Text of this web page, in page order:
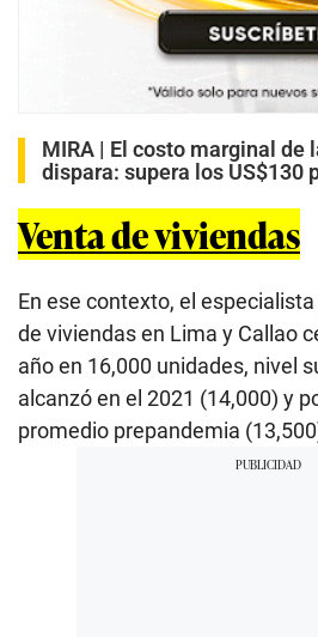
MIRA | El costo marginal de
dispara: supera los US$130
Venta de viviendas
En ese contexto, el
de viviendas en Lima y Callao
año en 16,000 unidades, nivel
alcanzó en el 2021 (14,000) y
promedio prepandemia